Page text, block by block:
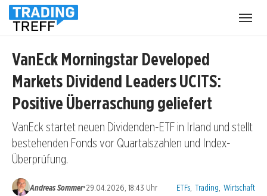
VanEck Morningstar Developed
Markets Dividend Leaders UCITS:
Positive Überraschung geliefert
VanEck startet neuen Dividenden-ETF in Irland und stellt
bestehenden Fonds vor Quartalszahlen und Index-
Überprüfung.
Andreas Sommer•29.04.2026, 18:43 Uhr Kategorien:
ETFs Trading Wirtschaft